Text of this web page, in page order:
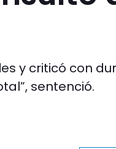
y criticó con
sentenció.